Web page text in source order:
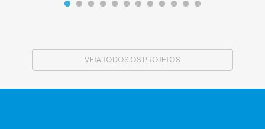
VEJA TODOS OS PROJETOS